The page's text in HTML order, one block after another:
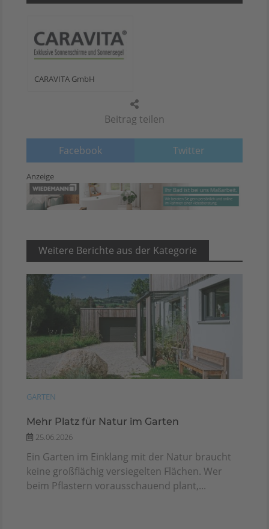
Beitrag teilen
Facebook Twitter
CARAVITA GmbH
Anzeige
Weitere Berichte aus der Kategorie
GARTEN
Mehr Platz für Natur im Garten
25.06.2026
Ein Garten im Einklang mit der Natur braucht
keine großflächig versiegelten Flächen. Wer
beim Pflastern vorausschauend plant,...